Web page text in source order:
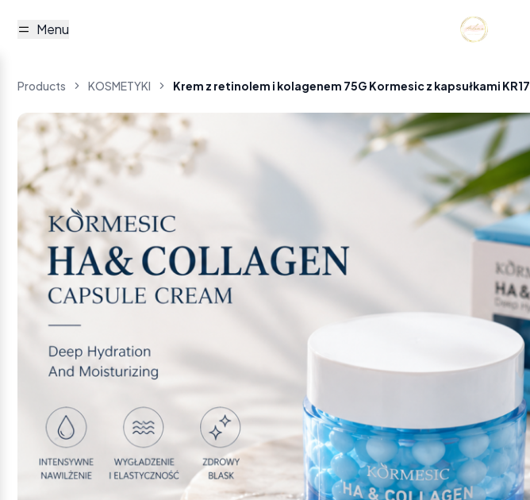
Menu
Products KOSMETYKI Krem z retinolem i kolagenem 75G Kormesic z kapsułkami KR17